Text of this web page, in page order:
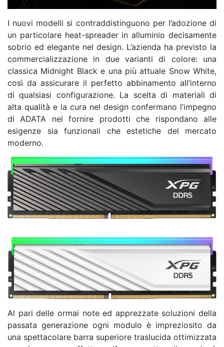
I nuovi modelli si contraddistinguono per l’adozione di
un particolare heat-spreader in alluminio decisamente
sobrio ed elegante nel design. L’azienda ha previsto la
commercializzazione in due varianti di colore: una
classica Midnight Black e una più attuale Snow White,
così da assicurare il perfetto abbinamento all’interno
di qualsiasi configurazione. La scelta di materiali di
alta qualità e la cura nel design confermano l’impegno
di ADATA nel fornire prodotti che rispondano alle
esigenze sia funzionali che estetiche del mercato
moderno.
Al pari delle ormai note ed apprezzate soluzioni della
passata generazione ogni modulo è impreziosito da
una spettacolare barra superiore traslucida ottimizzata